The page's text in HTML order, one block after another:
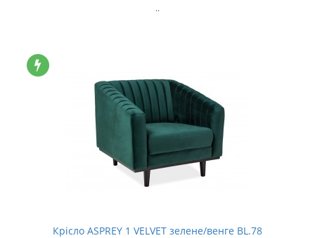
..
Крісло ASPREY 1 VELVET зелене/венге BL.78